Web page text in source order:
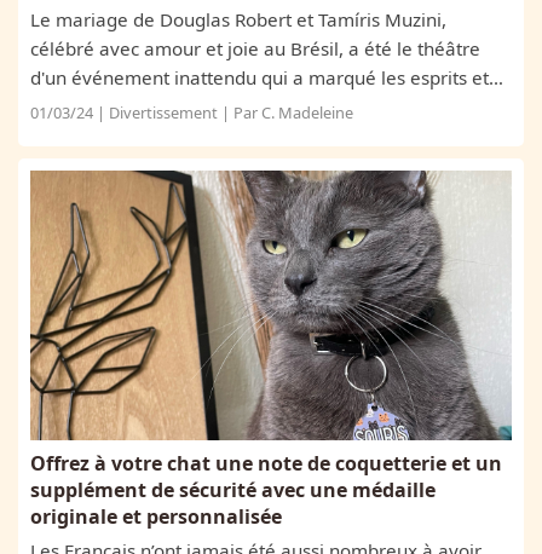
Le mariage de Douglas Robert et Tamíris Muzini,
célébré avec amour et joie au Brésil, a été le théâtre
d'un événement inattendu qui a marqué les esprits et
les cœurs, illustrant parfaitement comment un acte
01/03/24 | Divertissement | Par C. Madeleine
Offrez à votre chat une note de coquetterie et un
supplément de sécurité avec une médaille
originale et personnalisée